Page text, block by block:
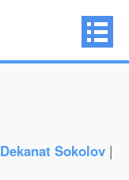
Dekanat Sokolov |